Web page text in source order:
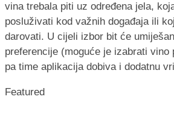
vina trebala piti uz određena jela,
posluživati kod važnih događaja ili
darovati. U cijeli izbor bit će
preferencije (moguće je izabrati vino
pa time aplikacija dobiva i dodatnu
Featured